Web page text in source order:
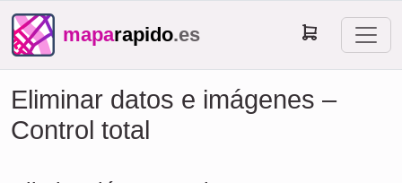
maparapido.es
Eliminar datos e imágenes –
Control total